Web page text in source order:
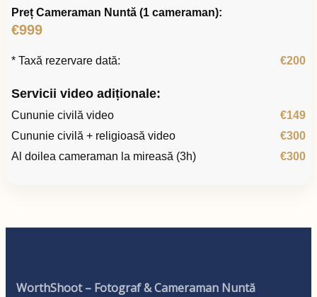
Preț Cameraman Nuntă (1 cameraman):
€999
* Taxă rezervare dată: €200
Servicii video adiționale:
Cununie civilă video
€149
Cununie civilă + religioasă video
€300
Al doilea cameraman la mireasă (3h)
€300
WorthShoot – Fotograf & Cameraman Nuntă